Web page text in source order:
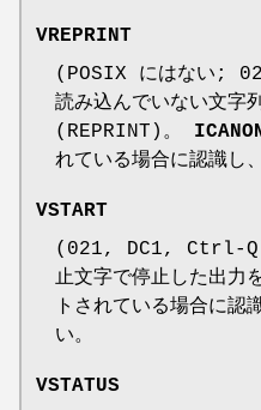
VREPRINT
(POSIX にはない;
読み込んでいない文字
(REPRINT)。
れている場合に認識し
VSTART
(021, DC1, Ctrl-Q)
止文字で停止した出力
トされている場合に認
い。
VSTATUS